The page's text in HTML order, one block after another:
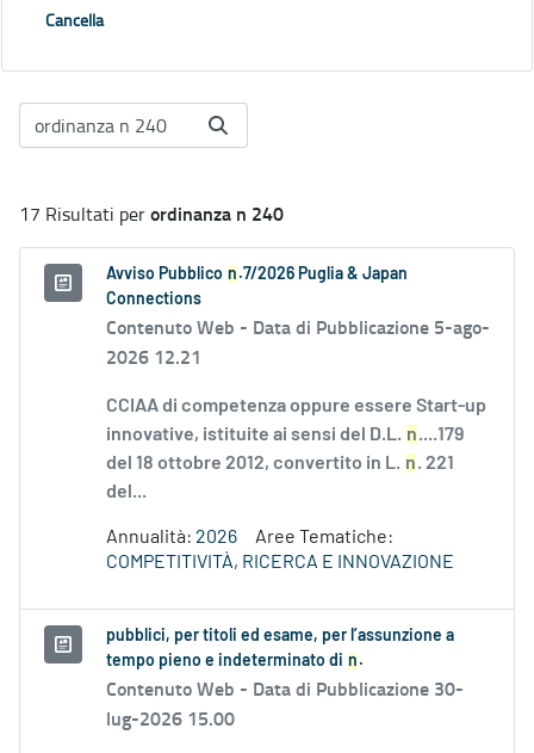
Cancella
17 Risultati perordinanza n 240
Avviso Pubblico n .7/2026 Puglia & Japan
Connections
Contenuto Web - Data di Pubblicazione 5-ago-
2026 12.21
CCIAA di competenza oppure essere Start-up
innovative, istituite ai sensi del D.L. n....179
del 18 ottobre 2012, convertito in L. n. 221
del...
Annualità: 2026
Aree Tematiche:
COMPETITIVITÀ, RICERCA E INNOVAZIONE
pubblici, per titoli ed esame, per l’assunzione a
tempo pieno e indeterminato di n .
Contenuto Web - Data di Pubblicazione 30-
lug-2026 15.00